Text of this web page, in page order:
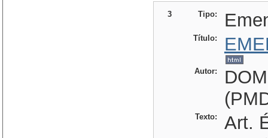
3 Tipo:
Título:
Autor:
Texto:
Art.